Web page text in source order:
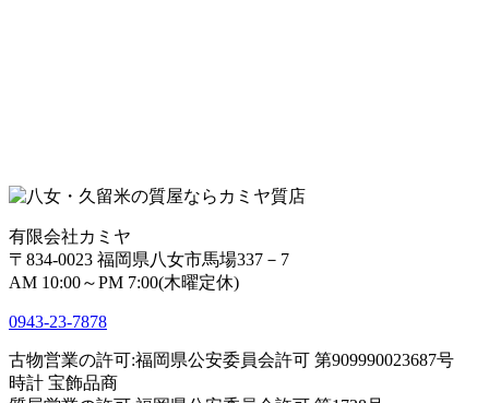
有限会社カミヤ
〒834-0023 福岡県八女市馬場337－7
AM 10:00～PM 7:00(木曜定休)
0943-23-7878
古物営業の許可:福岡県公安委員会許可 第909990023687号
時計 宝飾品商